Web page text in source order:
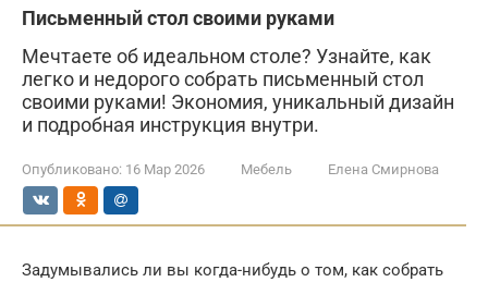
Письменный стол своими руками
Мечтаете об идеальном столе? Узнайте, как
легко и недорого собрать письменный стол
своими руками! Экономия, уникальный дизайн
и подробная инструкция внутри.
Опубликовано: 16 Мар 2026 Мебель Елена Смирнова
Задумывались ли вы когда-нибудь о том, как собрать